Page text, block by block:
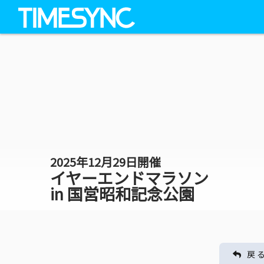
2025年12月29日開催
イヤーエンドマラソン
in 国営昭和記念公園
戻